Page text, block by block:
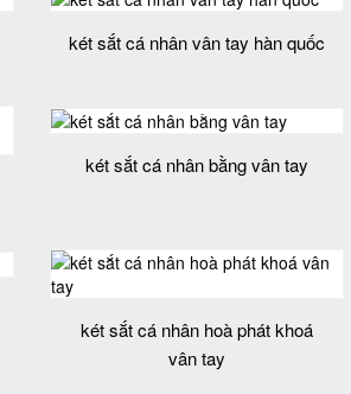
két sắt cá nhân vân tay hàn quốc
két sắt cá nhân bằng vân tay
két sắt cá nhân hoà phát khoá
vân tay